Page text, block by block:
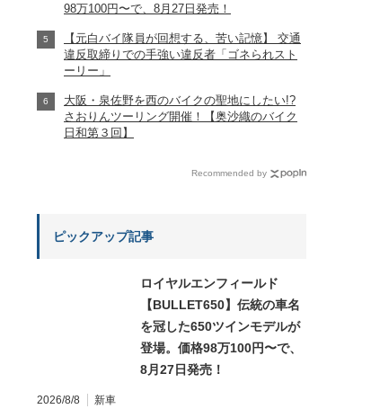
98万100円〜で、8月27日発売！
【元白バイ隊員が回想する、苦い記憶】 交通
違反取締りでの手強い違反者「ゴネられスト
ーリー」
大阪・泉佐野を西のバイクの聖地にしたい!?
さおりんツーリング開催！【奥沙織のバイク
日和第３回】
Recommended by
ピックアップ記事
ロイヤルエンフィールド
【BULLET650】伝統の車名
を冠した650ツインモデルが
登場。価格98万100円〜で、
8月27日発売！
2026/8/8 新車